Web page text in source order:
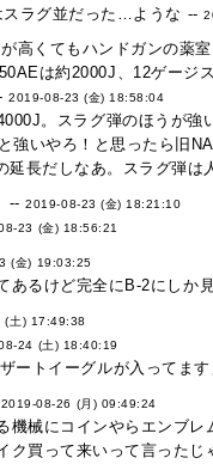
スラグ並だった…ような --
高くてもハンドガンの薬
は約2000J、12ゲージ
2019-08-23 (金) 18:58:04
。スラグ弾のほうが強
強いやろ！と思ったら旧
延長だしなあ。スラグ弾
--2019-08-23 (金) 18:21:10
23 (金) 18:56:21
(金) 19:03:25
あるけど完全にB-2にしか
(土) 17:49:38
24 (土) 18:40:19
ートイーグルが入ってま
2019-08-26 (月) 09:49:24
機械にコインやらエンブ
ク買って来いって言った